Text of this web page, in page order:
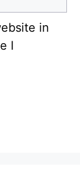
in
I